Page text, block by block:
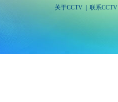
关于CCTV 联系CCTV